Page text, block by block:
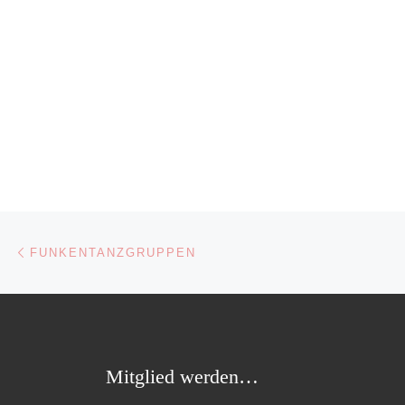
Beitragsnavigation
FUNKENTANZGRUPPEN
Mitglied werden…